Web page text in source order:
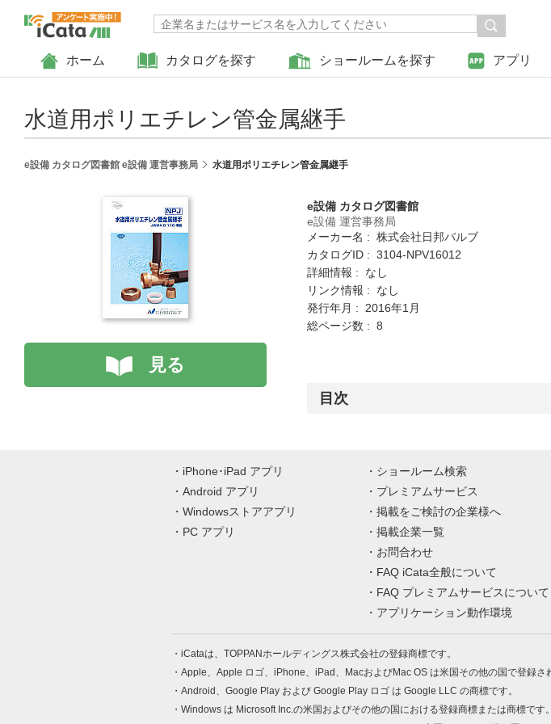
ホーム カタログを探す ショールームを探す アプリ
水道用ポリエチレン管金属継手
e設備 カタログ図書館 e設備 運営事務局 水道用ポリエチレン管金属継手
見る
e設備 カタログ図書館
e設備 運営事務局
メーカー名 : 株式会社日邦バルブ
カタログID : 3104-NPV16012
詳細情報 : なし
リンク情報 : なし
発行年月 : 2016年1月
総ページ数 : 8
目次
iPhone･iPad アプリ
Android アプリ
Windowsストアアプリ
PC アプリ
ショールーム検索
プレミアムサービス
掲載をご検討の企業様へ
掲載企業一覧
お問合わせ
FAQ iCata全般について
FAQ プレミアムサービスについて
アプリケーション動作環境
iCataは、TOPPANホールディングス株式会社の登録商標です。
Apple、Apple ロゴ、iPhone、iPad、MacおよびMac OS は米国その他の国で登録
Android、Google Play および Google Play ロゴ は Google LLC の商標です。
Windows は Microsoft Inc.の米国およびその他の国における登録商標または商標です。